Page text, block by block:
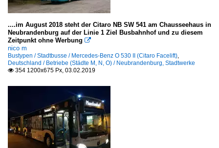
....im August 2018 steht der Citaro NB SW 541 am Chausseehaus in
Neubrandenburg auf der Linie 1 Ziel Busbahnhof und zu diesem
Zeitpunkt ohne Werbung 
nico m
Bustypen / Stadtbusse / Mercedes-Benz O 530 II (Citaro Facelift),
Deutschland / Betriebe (Städte M, N, O) / Neubrandenburg, Stadtwerke
 354 1200x675 Px, 03.02.2019